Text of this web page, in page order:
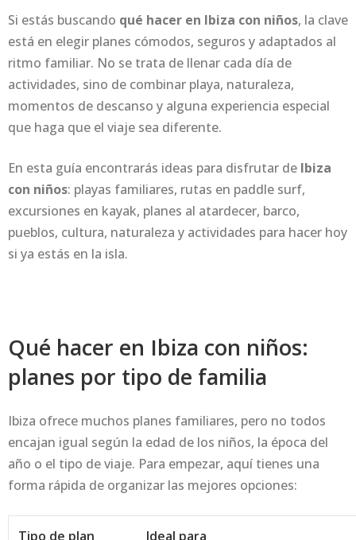
Si estás buscando qué hacer en Ibiza con niños, la clave
está en elegir planes cómodos, seguros y adaptados al
ritmo familiar. No se trata de llenar cada día de
actividades, sino de combinar playa, naturaleza,
momentos de descanso y alguna experiencia especial
que haga que el viaje sea diferente.
En esta guía encontrarás ideas para disfrutar de Ibiza
con niños: playas familiares, rutas en paddle surf,
excursiones en kayak, planes al atardecer, barco,
pueblos, cultura, naturaleza y actividades para hacer hoy
si ya estás en la isla.
Qué hacer en Ibiza con niños:
planes por tipo de familia
Ibiza ofrece muchos planes familiares, pero no todos
encajan igual según la edad de los niños, la época del
año o el tipo de viaje. Para empezar, aquí tienes una
forma rápida de organizar las mejores opciones:
Tipo de plan Ideal para